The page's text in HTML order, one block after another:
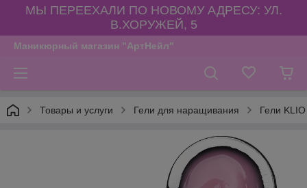
МЫ ПЕРЕЕХАЛИ ПО НОВОМУ АДРЕСУ: УЛ.
В.ХОРУЖЕЙ, 5
Маникюрный магазин "АртНейл"
Товары и услуги Гели для наращивания Гели KLIO